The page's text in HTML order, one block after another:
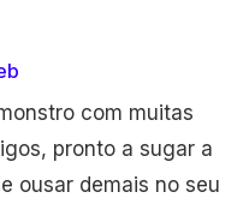
com muitas
pronto a sugar a
ousar demais no seu